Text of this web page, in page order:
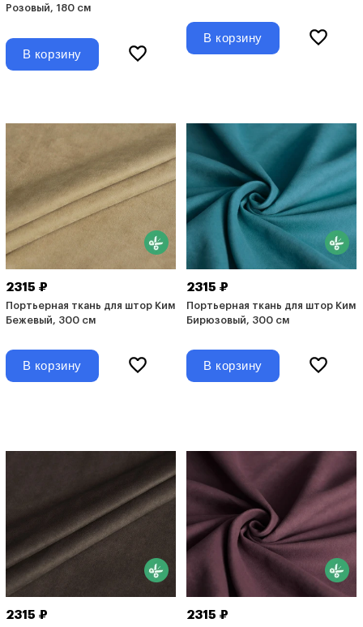
Розовый, 180 см
В корзину
В корзину
2315 ₽
Портьерная ткань для штор Ким
Бежевый, 300 см
В корзину
2315 ₽
Портьерная ткань для штор Ким
Бирюзовый, 300 см
В корзину
2315 ₽ 2315 ₽